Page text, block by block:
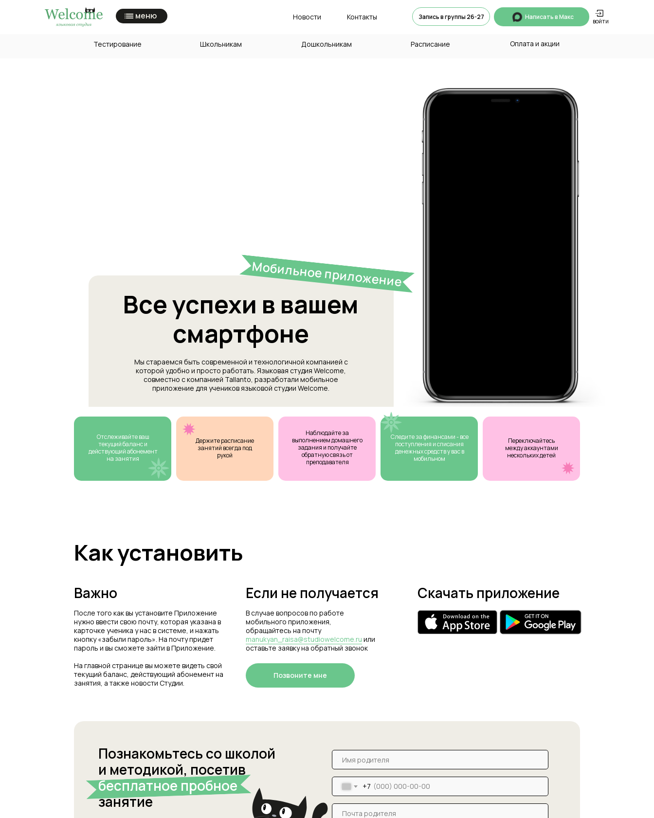
Запись в группы 26-27 Написать в Макс
Новости Контакты
меню
войти
Тестирование Школьникам Дошкольникам Расписание Оплата и акции
Мобильное приложение
Все успехи в вашем
смартфоне
Мы стараемся быть современной и технологичной компанией с
которой удобно и просто работать. Языковая студия Welcome,
совместно с компанией Tallanto, разработали мобильное
приложение для учеников языковой студии Welcome.
Отслеживайте ваш
текущий баланс и
действующий абонемент
на занятия
Держите расписание
занятий всегда под
рукой
Переключайтесь
между аккаунтами
нескольких детей
Следите за финансами - все
поступления и списания
денежных средств у вас в
мобильном
Наблюдайте за
выполнением домашнего
задания и получайте
обратную связь от
преподавателя
Как установить
Если не получается
Важно
После того как вы установите Приложение
нужно ввести свою почту, которая указана в
карточке ученика у нас в системе, и нажать
кнопку «забыли пароль». На почту придет
пароль и вы сможете зайти в Приложение.
На главной странице вы можете видеть свой
текущий баланс, действующий абонемент на
занятия, а также новости Студии.
В случае вопросов по работе
мобильного приложения,
обращайтесь на почту
manukyan_raisa@studiowelcome.ru или
оставьте заявку на обратный звонок
Скачать приложение
Позвоните мне
Познакомьтесь со школой
и методикой, посетив
бесплатное пробное
занятие
+7